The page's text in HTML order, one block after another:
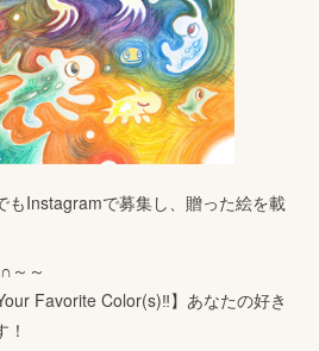
もInstagramで募集し、贈った絵を載
～～
Favorite Color(s)‼】あなたの好き